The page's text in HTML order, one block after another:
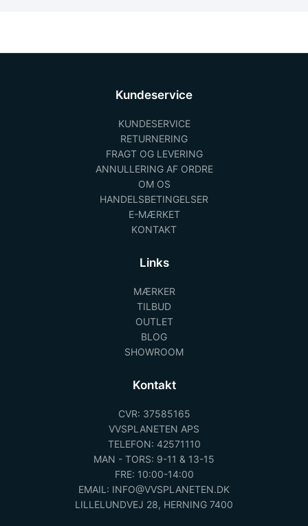
Kundeservice
KUNDESERVICE
RETURNERING
FRAGT OG LEVERING
ANNULLERING AF ORDRE
OM OS
HANDELSBETINGELSER
E-MÆRKET
KONTAKT
Links
MÆRKER
TILBUD
OUTLET
BLOG
SHOWROOM
Kontakt
CVR: 37585165
VVSPLANETEN APS
TELEFON: 42571110
MAN - TORS: 9-11 & 13-15
FRE: 10:00-14:00
EMAIL: INFO@VVSPLANETEN.DK
LILLELUNDVEJ 28, HERNING 7400